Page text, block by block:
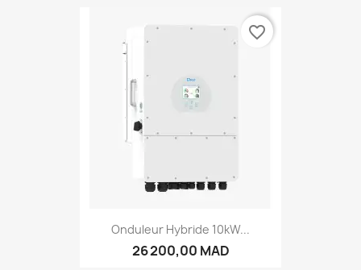
Onduleur Hybride 10kW...
26 200,00 MAD
favorite_border